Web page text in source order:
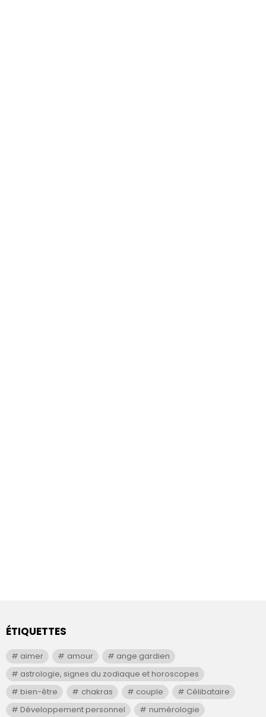
ÉTIQUETTES
aimer amour
ange gardien
astrologie, signes du zodiaque et horoscopes
bien-être
chakras couple
Célibataire
Développement personnel
numérologie